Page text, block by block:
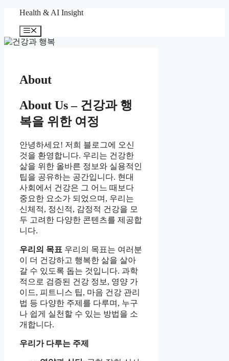
로
Health & AI Insight
메
뉴
About
About Us – 건강과 행
복을 위한 여정
안녕하세요! 저희 블로그에 오신
것을 환영합니다. 우리는 건강한
삶을 위한 올바른 정보와 실용적인
팁을 공유하는 공간입니다. 현대
사회에서 건강은 그 어느 때보다
중요한 요소가 되었으며, 우리는
신체적, 정신적, 감정적 건강을 모
두 고려한 다양한 콘텐츠를 제공합
니다.
우리의 목표 우리의 목표는 여러분
이 더 건강하고 행복한 삶을 살아
갈 수 있도록 돕는 것입니다. 과학
적으로 검증된 건강 정보, 영양 가
이드, 피트니스 팁, 마음 건강 관리
법 등 다양한 주제를 다루며, 누구
나 쉽게 실천할 수 있는 방법을 소
개합니다.
우리가 다루는 주제